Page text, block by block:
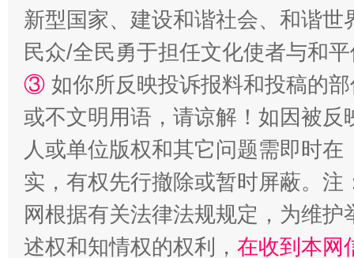
新型国家、建设和谐社会、和谐
民众/全民勇于担任文化使者与和
③ 如你所反映投诉报料和投稿的
或不文明用语，请谅解！如因被
人或单位版权和其它问题需即时在
实，有权先行撤除或暂时屏蔽。
网根据有关法律法规规定，为维
述权和知情权的权利， 在收到本网